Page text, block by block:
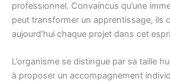
professionnel. Convaincus qu’une
peut transformer un apprentissage, ils
aujourd’hui chaque projet dans cet
L’organisme se distingue par sa taille
à proposer un accompagnement